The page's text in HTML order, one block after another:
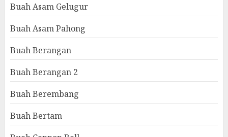
Buah Asam Gelugur
Buah Asam Pahong
Buah Berangan
Buah Berangan 2
Buah Berembang
Buah Bertam